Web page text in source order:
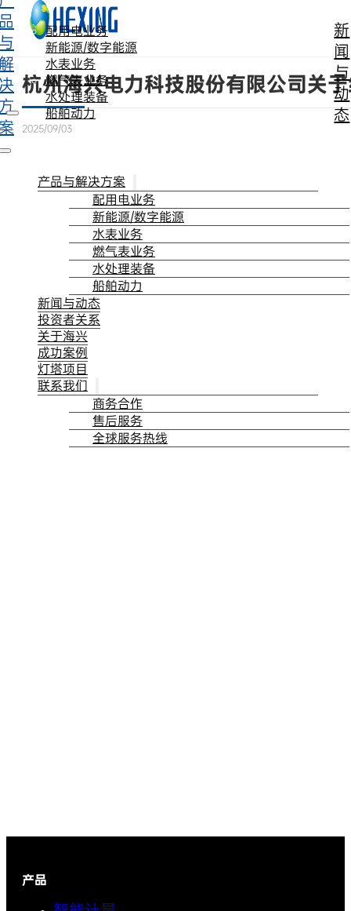
跳转到主要内容 跳转到页脚
配用电业务
新能源/数字能源
水表业务
燃气表业务
水处理装备
船舶动力
新
闻
与
动
态
产品与解决方案
配用电业务
新能源/数字能源
水表业务
燃气表业务
水处理装备
船舶动力
新闻与动态
投资者关系
关于海兴
成功案例
灯塔项目
联系我们
商务合作
售后服务
全球服务热线
杭州海兴电力科技股份有限公司关
2025/09/03
产品